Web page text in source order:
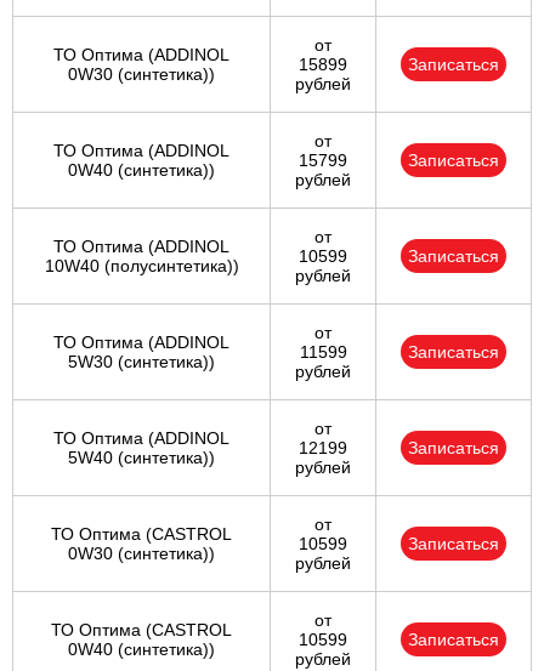
ТО Оптима (ADDINOL
0W30 (синтетика))
от
15899
рублей
Записаться
ТО Оптима (ADDINOL
0W40 (синтетика))
от
15799
рублей
Записаться
ТО Оптима (ADDINOL
10W40 (полусинтетика))
от
10599
рублей
Записаться
ТО Оптима (ADDINOL
5W30 (синтетика))
от
11599
рублей
Записаться
ТО Оптима (ADDINOL
5W40 (синтетика))
от
12199
рублей
Записаться
ТО Оптима (CASTROL
0W30 (синтетика))
от
10599
рублей
Записаться
ТО Оптима (CASTROL
0W40 (синтетика))
от
10599
рублей
Записаться